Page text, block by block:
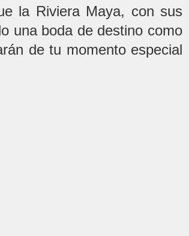
la Riviera Maya, con sus
una boda de destino como
de tu momento especial